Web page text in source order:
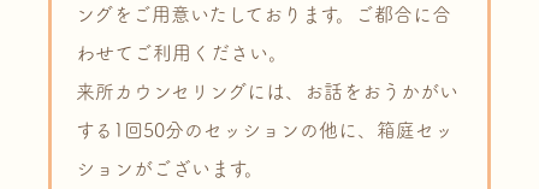
ングをご用意いたしております。ご都合に合
わせてご利用ください。
来所カウンセリングには、お話をおうかがい
する1回50分のセッションの他に、箱庭セッ
ションがございます。